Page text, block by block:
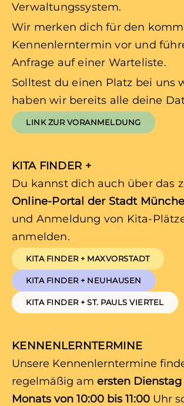
Verwaltungssystem.
Wir merken dich für den
Kennenlerntermin vor und
Anfrage auf einer Warteliste.
Solltest du einen Platz bei uns
haben wir bereits alle deine
LINK ZUR VORANMELDUNG
KITA FINDER +
Du kannst dich auch über das
Online-Portal der Stadt
und Anmeldung von Kita-
anmelden.
KITA FINDER + MAXVORSTADT
KITA FINDER + NEUHAUSEN
KITA FINDER + ST. PAULS VIERTEL
KENNENLERNTERMINE
Unsere Kennenlerntermine
regelmäßig am ersten Dienstag
Monats von 10:00 bis 11:00 Uhr